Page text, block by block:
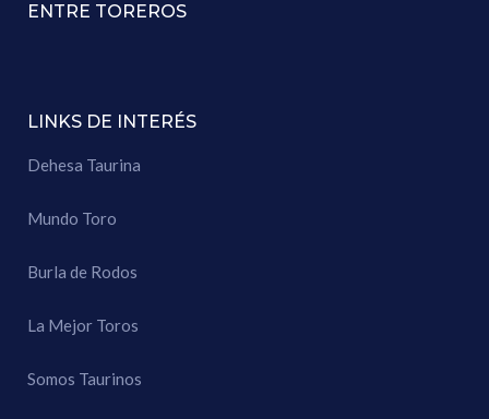
ENTRE TOREROS
LINKS DE INTERÉS
Dehesa Taurina
Mundo Toro
Burla de Rodos
La Mejor Toros
Somos Taurinos